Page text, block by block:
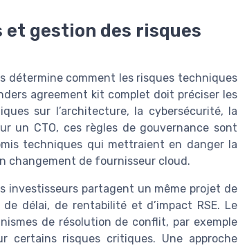
et gestion des risques
détermine comment les risques techniques
agreement kit complet doit préciser les
sur l’architecture, la cybersécurité, la
un CTO, ces règles de gouvernance sont
techniques qui mettraient en danger la
changement de fournisseur cloud.
investisseurs partagent un même projet de
délai, de rentabilité et d’impact RSE. Le
de résolution de conflit, par exemple
risques critiques. Une approche